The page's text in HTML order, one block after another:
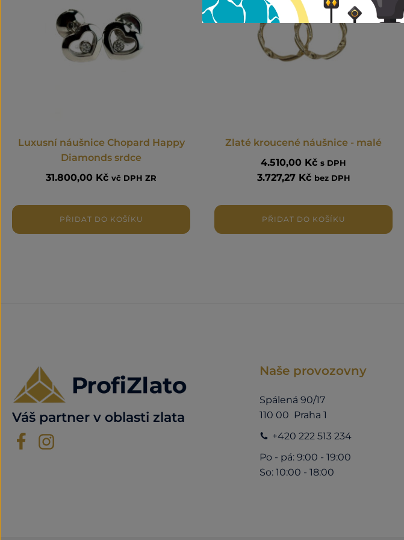
Luxusní náušnice Chopard Happy
Diamonds srdce
31.800,00 Kč vč DPH ZR
PŘIDAT DO KOŠÍKU
Zlaté kroucené náušnice - malé
4.510,00 Kč s DPH
3.727,27 Kč bez DPH
PŘIDAT DO KOŠÍKU
Váš partner v oblasti zlata
Naše provozovny
Spálená 90/17
110 00 Praha 1
+420 222 513 234
Po - pá: 9:00 - 19:00
So: 10:00 - 18:00